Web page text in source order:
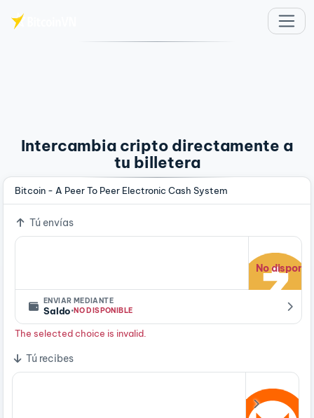
Intercambia cripto directamente a
tu billetera
Bitcoin - A Peer To Peer Electronic Cash System
Tú envías
No
ENVIAR MEDIANTE
Saldo·NO DISPONIBLE
The selected choice is invalid.
Tú recibes